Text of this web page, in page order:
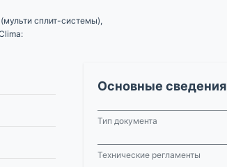
сплит-системы),
Основные сведения
Тип документа
Технические регламенты